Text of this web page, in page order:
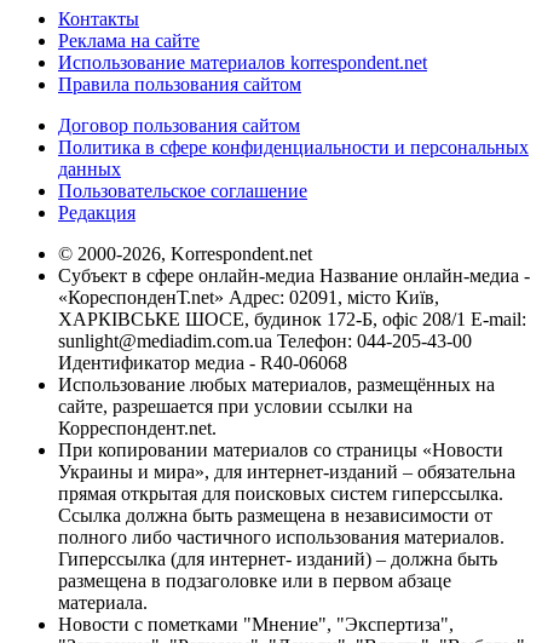
Контакты
Реклама на сайте
Использование материалов korrespondent.net
Правила пользования сайтом
Договор пользования сайтом
Политика в сфере конфиденциальности и персональных
данных
Пользовательское соглашение
Редакция
© 2000-2026, Korrespondent.net
Субъект в сфере онлайн-медиа Название онлайн-медиа -
«КореспонденТ.net» Адрес: 02091, місто Київ,
ХАРКІВСЬКЕ ШОСЕ, будинок 172-Б, офіс 208/1 E-mail:
sunlight@mediadim.com.ua Телефон: 044-205-43-00
Идентификатор медиа - R40-06068
Использование любых материалов, размещённых на
сайте, разрешается при условии ссылки на
Корреспондент.net.
При копировании материалов со страницы «Новости
Украины и мира», для интернет-изданий – обязательна
прямая открытая для поисковых систем гиперссылка.
Ссылка должна быть размещена в независимости от
полного либо частичного использования материалов.
Гиперссылка (для интернет- изданий) – должна быть
размещена в подзаголовке или в первом абзаце
материала.
Новости с пометками "Мнение", "Экспертиза",